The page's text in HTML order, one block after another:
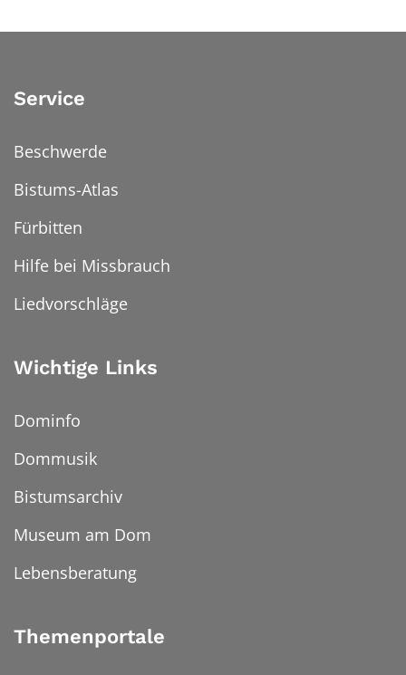
Service
Beschwerde
Bistums-Atlas
Fürbitten
Hilfe bei Missbrauch
Liedvorschläge
Wichtige Links
Dominfo
Dommusik
Bistumsarchiv
Museum am Dom
Lebensberatung
Themenportale